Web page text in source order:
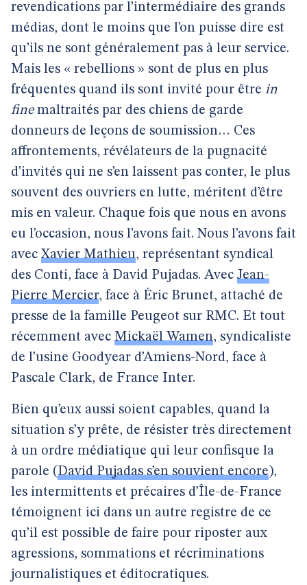
revendications par l’intermédiaire des grands
médias, dont le moins que l’on puisse dire est
qu’ils ne sont généralement pas à leur service.
Mais les « rebellions » sont de plus en plus
fréquentes quand ils sont invité pour être in
finemaltraités par des chiens de garde
donneurs de leçons de soumission… Ces
affrontements, révélateurs de la pugnacité
d’invités qui ne s’en laissent pas conter, le plus
souvent des ouvriers en lutte, méritent d’être
mis en valeur. Chaque fois que nous en avons
eu l’occasion, nous l’avons fait. Nous l’avons fait
avecXavier Mathieu, représentant syndical
des Conti, face à David Pujadas. Avec Jean-
Pierre Mercier, face à Éric Brunet, attaché de
presse de la famille Peugeot sur RMC. Et tout
récemment avec Mickaël Wamen, syndicaliste
de l’usine Goodyear d’Amiens-Nord, face à
Pascale Clark, de France Inter.
Bien qu’eux aussi soient capables, quand la
situation s’y prête, de résister très directement
à un ordre médiatique qui leur confisque la
parole (David Pujadas s’en souvient encore),
les intermittents et précaires d’Île-de-France
témoignent ici dans un autre registre de ce
qu’il est possible de faire pour riposter aux
agressions, sommations et récriminations
journalistiques et éditocratiques.